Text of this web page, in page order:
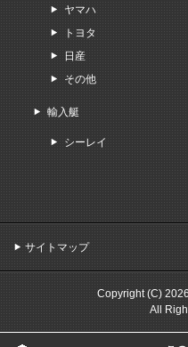
ヤマハ
トヨタ
日産
その他
輸入艇
シーレイ
サイトマップ
Copyright (C)
All